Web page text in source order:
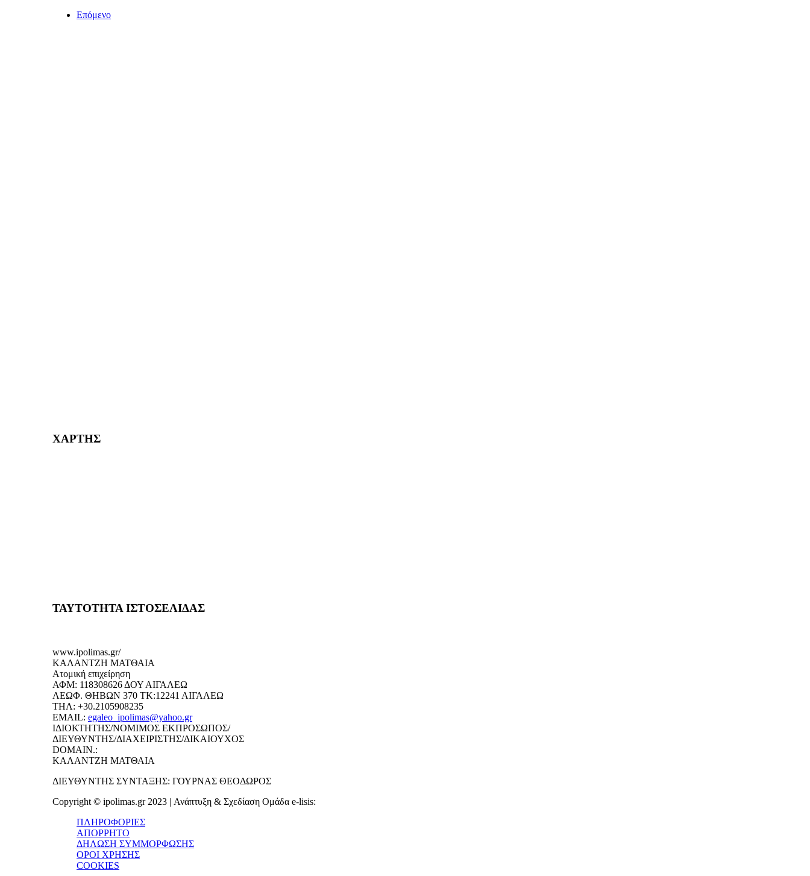
Επόμενο
ΧΑΡΤΗΣ
ΤΑΥΤΟΤΗΤΑ ΙΣΤΟΣΕΛΙΔΑΣ
www.ipolimas.gr/
ΚΑΛΑΝΤΖΗ ΜΑΤΘΑΙΑ
Ατομική επιχείρηση
ΑΦΜ: 118308626 ΔΟΥ ΑΙΓΑΛΕΩ
ΛΕΩΦ. ΘΗΒΩΝ 370 ΤΚ:12241 ΑΙΓΑΛΕΩ
ΤΗΛ: +30.2105908235
EMAIL: egaleo_ipolimas@yahoo.gr
ΙΔΙΟΚΤΗΤΗΣ/ΝΟΜΙΜΟΣ ΕΚΠΡΟΣΩΠΟΣ/
ΔΙΕΥΘΥΝΤΗΣ/ΔΙΑΧΕΙΡΙΣΤΗΣ/ΔΙΚΑΙΟΥΧΟΣ
DOMAIN.:
ΚΑΛΑΝΤΖΗ ΜΑΤΘΑΙΑ
ΔΙΕΥΘΥΝΤΗΣ ΣΥΝΤΑΞΗΣ: ΓΟΥΡΝΑΣ ΘΕΟΔΩΡΟΣ
Copyright © ipolimas.gr 2023 | Ανάπτυξη & Σχεδίαση Ομάδα e-lisis:
ΠΛΗΡΟΦΟΡΙΕΣ
ΑΠΟΡΡΗΤΟ
ΔΗΛΩΣΗ ΣΥΜΜΟΡΦΩΣΗΣ
ΟΡΟΙ ΧΡΗΣΗΣ
COOKIES